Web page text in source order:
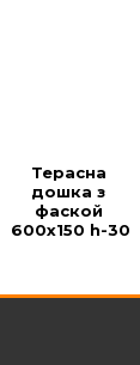
Терасна
дошка з
фаской
600х150 h-30